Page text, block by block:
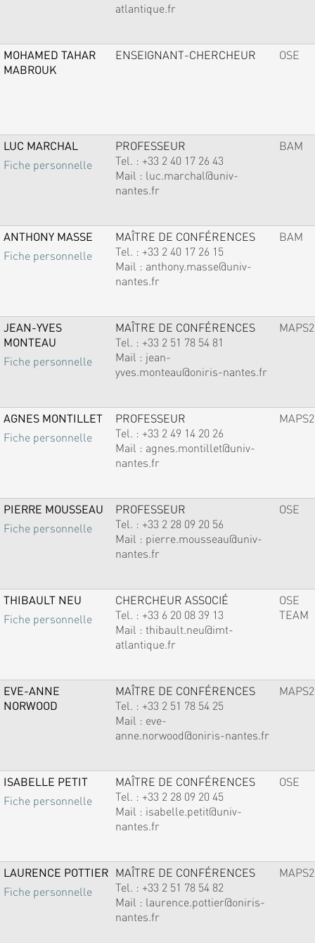
atlantique.fr
MOHAMED TAHAR
MABROUK
ENSEIGNANT-CHERCHEUR OSE
LUC MARCHAL
Fiche personnelle
PROFESSEUR
Tel. : +33 2 40 17 26 43
Mail : luc.marchal@univ-
nantes.fr
BAM
ANTHONY MASSE
Fiche personnelle
MAÎTRE DE CONFÉRENCES
Tel. : +33 2 40 17 26 15
Mail : anthony.masse@univ-
nantes.fr
BAM
JEAN-YVES
MONTEAU
Fiche personnelle
MAÎTRE DE CONFÉRENCES
Tel. : +33 2 51 78 54 81
Mail : jean-
yves.monteau@oniris-nantes.fr
MAPS2
AGNES MONTILLET
Fiche personnelle
PROFESSEUR
Tel. : +33 2 49 14 20 26
Mail : agnes.montillet@univ-
nantes.fr
MAPS2
PIERRE MOUSSEAU
Fiche personnelle
PROFESSEUR
Tel. : +33 2 28 09 20 56
Mail : pierre.mousseau@univ-
nantes.fr
OSE
THIBAULT NEU
Fiche personnelle
CHERCHEUR ASSOCIÉ
Tel. : +33 6 20 08 39 13
Mail : thibault.neu@imt-
atlantique.fr
OSE
TEAM
EVE-ANNE
NORWOOD
MAÎTRE DE CONFÉRENCES
Tel. : +33 2 51 78 54 25
Mail : eve-
anne.norwood@oniris-nantes.fr
MAPS2
ISABELLE PETIT
Fiche personnelle
MAÎTRE DE CONFÉRENCES
Tel. : +33 2 28 09 20 45
Mail : isabelle.petit@univ-
nantes.fr
OSE
LAURENCE POTTIER
Fiche personnelle
MAÎTRE DE CONFÉRENCES
Tel. : +33 2 51 78 54 82
Mail : laurence.pottier@oniris-
nantes.fr
MAPS2